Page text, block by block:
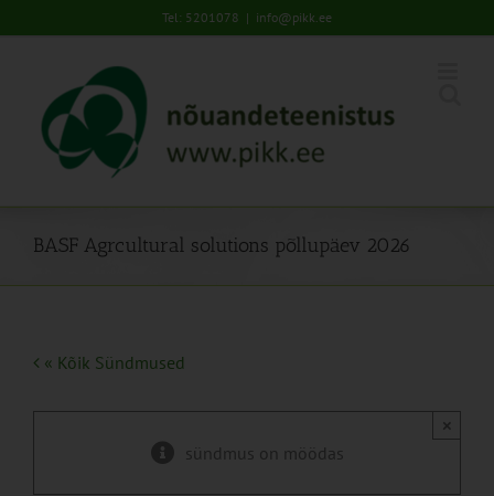
to
Tel: 5201078 | info@pikk.ee
BASF Agrcultural solutions põllupäev 2026
« Kõik Sündmused
sündmus on möödas
×